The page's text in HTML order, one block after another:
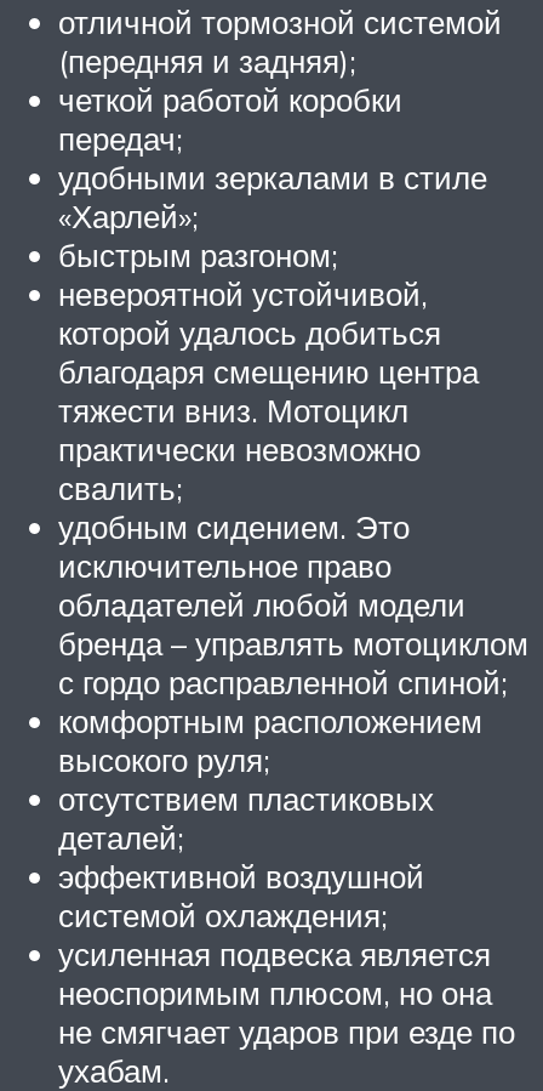
отличной тормозной системой
(передняя и задняя);
четкой работой коробки
передач;
удобными зеркалами в стиле
«Харлей»;
быстрым разгоном;
невероятной устойчивой,
которой удалось добиться
благодаря смещению центра
тяжести вниз. Мотоцикл
практически невозможно
свалить;
удобным сидением. Это
исключительное право
обладателей любой модели
бренда – управлять мотоциклом
с гордо расправленной спиной;
комфортным расположением
высокого руля;
отсутствием пластиковых
деталей;
эффективной воздушной
системой охлаждения;
усиленная подвеска является
неоспоримым плюсом, но она
не смягчает ударов при езде по
ухабам.